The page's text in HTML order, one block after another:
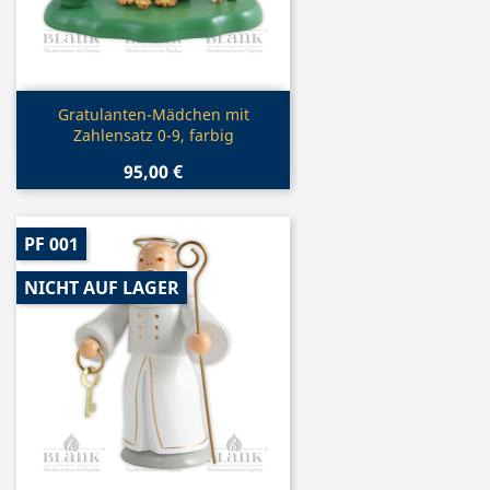
Vorschau
Gratulanten-Mädchen mit
Zahlensatz 0-9, farbig
95,00 €
PF 001
NICHT AUF LAGER